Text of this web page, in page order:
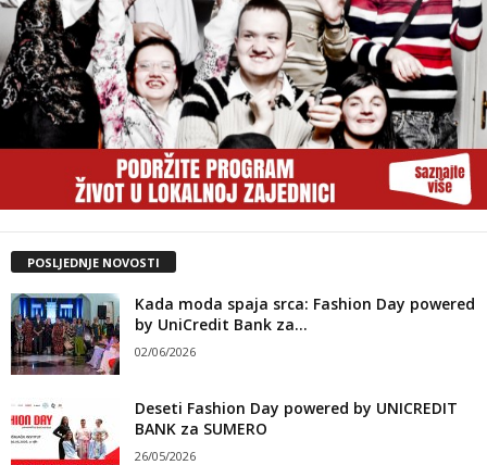
POSLJEDNJE NOVOSTI
Kada moda spaja srca: Fashion Day powered
by UniCredit Bank za...
02/06/2026
Deseti Fashion Day powered by UNICREDIT
BANK za SUMERO
26/05/2026